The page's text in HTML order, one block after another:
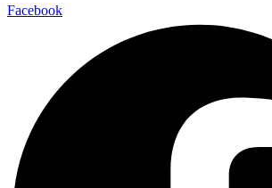
Facebook